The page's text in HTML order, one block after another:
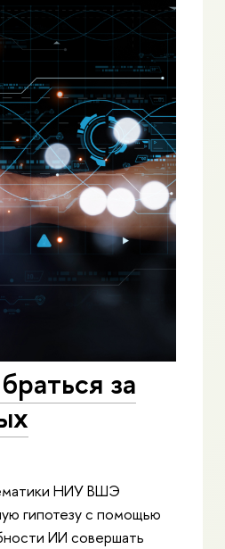
за
НИУ ВШЭ
гипотезу с помощью
ИИ совершать